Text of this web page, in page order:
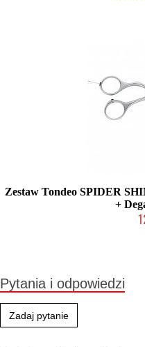
Zestaw Tondeo SPIDER
+
Pytania i odpowiedzi
Zadaj pytanie